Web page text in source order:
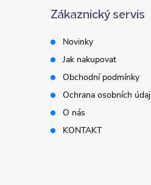
Zákaznický servis
Novinky
Jak nakupovat
Obchodní podmínky
Ochrana osobních
O nás
KONTAKT